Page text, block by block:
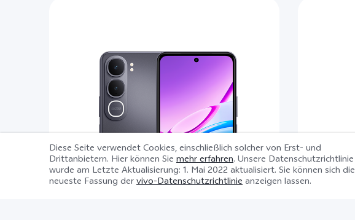
Diese Seite verwendet Cookies, einschließlich solcher von Erst- und
Drittanbietern. Hier können Sie mehr erfahren. Unsere Datenschutzrichtlinie
wurde am Letzte Aktualisierung: 1. Mai 2022 aktualisiert. Sie können sich die
neueste Fassung dervivo-Datenschutzrichtlinieanzeigen lassen.